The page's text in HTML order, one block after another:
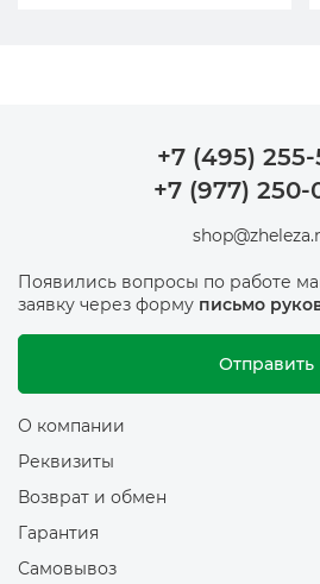
+7 (495) 255-
+7 (977) 250-
Появились вопросы по работе
заявку через форму письмо
Отправить
О компании
Реквизиты
Возврат и обмен
Гарантия
Самовывоз